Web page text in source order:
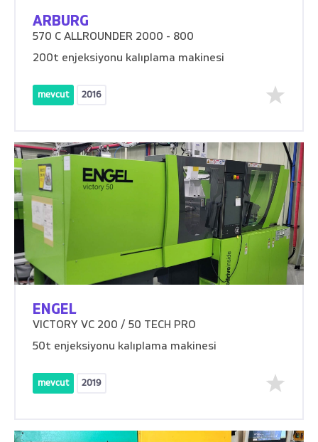
ARBURG
570 C ALLROUNDER 2000 - 800
200t enjeksiyonu kalıplama makinesi
mevcut 2016
ENGEL
VICTORY VC 200 / 50 TECH PRO
50t enjeksiyonu kalıplama makinesi
mevcut 2019